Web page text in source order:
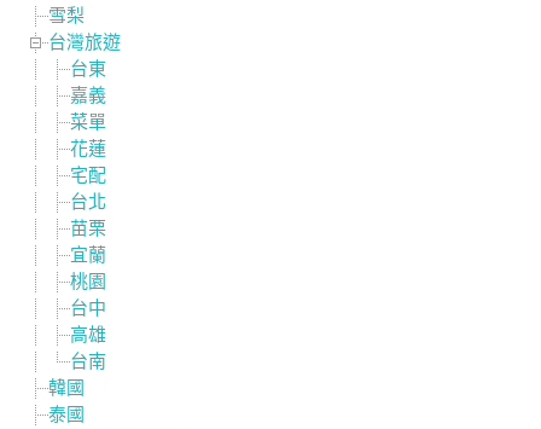
雪梨
台灣旅遊
台東
嘉義
菜單
花蓮
宅配
台北
苗栗
宜蘭
桃園
台中
高雄
台南
韓國
泰國